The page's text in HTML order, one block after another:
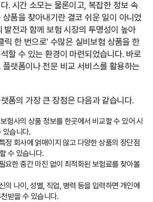
. 시간 소모는 물론이고, 복잡한 정보 속
품을 찾아내기란 결코 쉬운 일이 아니었
발전과 함께 보험 시장의 투명성이 높아
릭 한 번으로' 수많은 실비보험 상품을 한
할 수 있는 환경이 마련되었습니다. 바로
랫폼이나 전문 비교 서비스를 활용하는
폼의 가장 큰 장점은 다음과 같습니다.
험사의 상품 정보를 한곳에서 비교할 수 있어 시
있습니다.
정 회사에 얽매이지 않고 다양한 상품의 장단점
수 있습니다.
요한 중간 마진 없이 최적화된 보험료를 찾아볼
의 나이, 성별, 직업, 병력 등을 입력하면 개인에
받을 수 있습니다.